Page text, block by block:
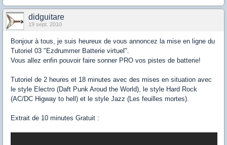
didguitare
19 sept. 2010
Bonjour à tous, je suis heureux de vous annoncez la mise en ligne du
Tutoriel 03 "Ezdrummer Batterie virtuel".
Vous allez enfin pouvoir faire sonner PRO vos pistes de batterie!
Tutoriel de 2 heures et 18 minutes avec des mises en situation avec
le style Electro (Daft Punk Aroud the World), le style Hard Rock
(AC/DC Higway to hell) et le style Jazz (Les feuilles mortes).
Extrait de 10 minutes Gratuit :